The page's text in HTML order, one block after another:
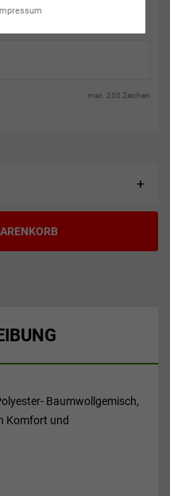
Impressum
max. 250 Zeichen
+
Baumwollgemisch,
Komfort und